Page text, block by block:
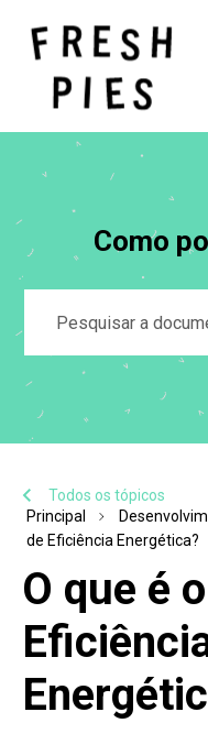
Início
Sobre
O nosso trabalho
Como
Todos os tópicos
Principal
de Eficiência Energética?
O que é